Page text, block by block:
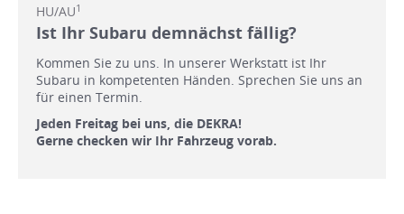
HU/AU1
Ist Ihr Subaru demnächst fällig?
Kommen Sie zu uns. In unserer Werkstatt ist Ihr
Subaru in kompetenten Händen. Sprechen Sie uns an
für einen Termin.
Jeden Freitag bei uns, die DEKRA!
Gerne checken wir Ihr Fahrzeug vorab.